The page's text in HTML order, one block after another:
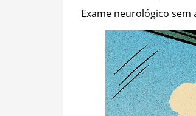
Exame neurológico